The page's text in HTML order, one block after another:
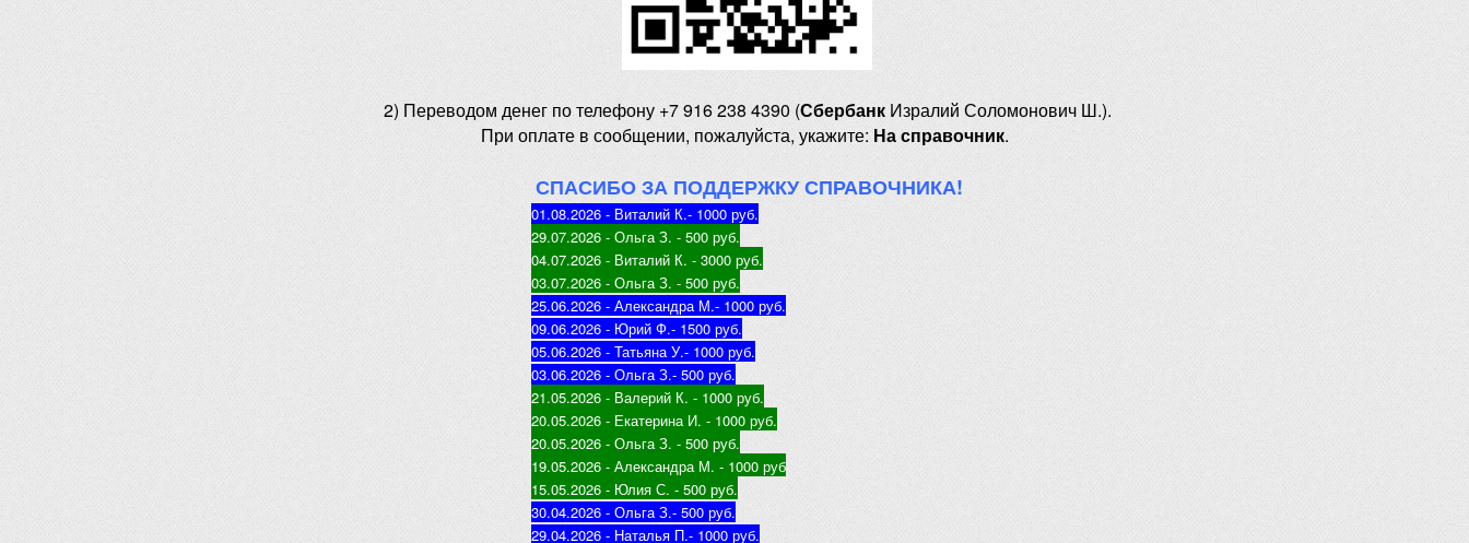
2) Переводом денег по телефону +7 916 238 4390 (Сбербанк Изралий Соломонович Ш.).
При оплате в сообщении, пожалуйста, укажите: На справочник.
СПАСИБО ЗА ПОДДЕРЖКУ СПРАВОЧНИКА!
01.08.2026 - Виталий К.- 1000 руб.
29.07.2026 - Ольга З. - 500 руб.
04.07.2026 - Виталий К. - 3000 руб.
03.07.2026 - Ольга З. - 500 руб.
25.06.2026 - Александра М.- 1000 руб.
09.06.2026 - Юрий Ф.- 1500 руб.
05.06.2026 - Татьяна У.- 1000 руб.
03.06.2026 - Ольга З.- 500 руб.
21.05.2026 - Валерий К. - 1000 руб.
20.05.2026 - Екатерина И. - 1000 руб.
20.05.2026 - Ольга З. - 500 руб.
19.05.2026 - Александра М. - 1000 руб
15.05.2026 - Юлия С. - 500 руб.
30.04.2026 - Ольга З.- 500 руб.
29.04.2026 - Наталья П.- 1000 руб.